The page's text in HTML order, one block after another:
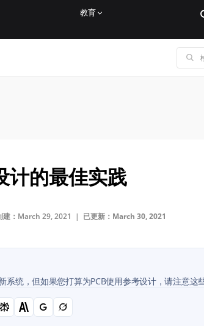
教育
计的最佳实践
建：March 29, 2021 | 已更新：March 30, 2021
统，但如果您打算为PCB使用参考设计，请注意这